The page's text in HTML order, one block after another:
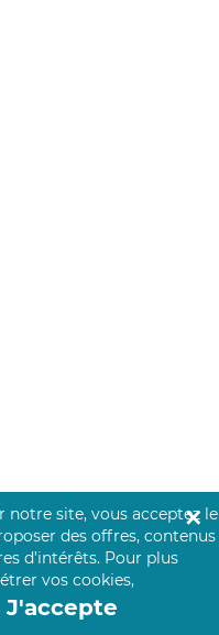
site, vous acceptez le
des offres, contenus
d’intérêts. Pour plus
vos cookies,
J'accepte
✕